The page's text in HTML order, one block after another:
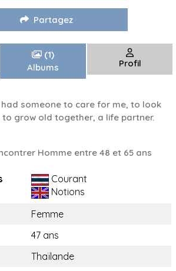
Partagez
(1)
Albums
Profil
had someone to care for me, to look
grow old together, a life partner.
Homme entre 48 et 65 ans
Courant
Notions
Femme
47 ans
Thaïlande